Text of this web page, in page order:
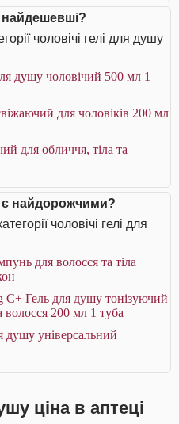
найдешевші?
чоловічі гелі для душу
душу чоловічий 500 мл 1
для чоловіків 200 мл
для обличчя, тіла та
є найдорожчими?
чоловічі гелі для
для волосся та тіла
Гель для душу тонізуючий
волосся 200 мл 1 туба
душу універсальний
ціна в аптеці